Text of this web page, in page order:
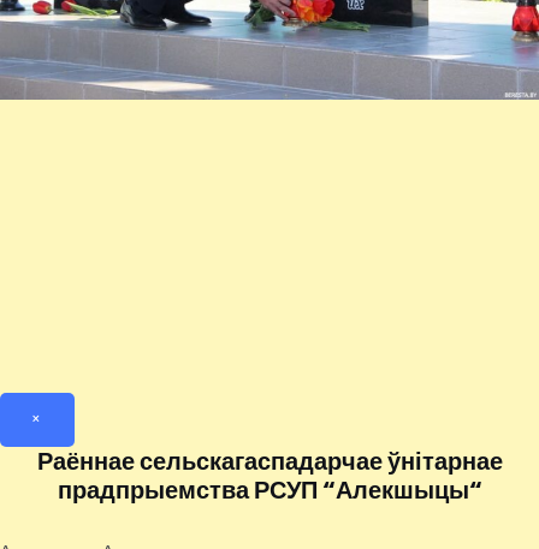
×
Раённае сельскагаспадарчае ўнітарнае
прадпрыемства РСУП “Алекшыцы“